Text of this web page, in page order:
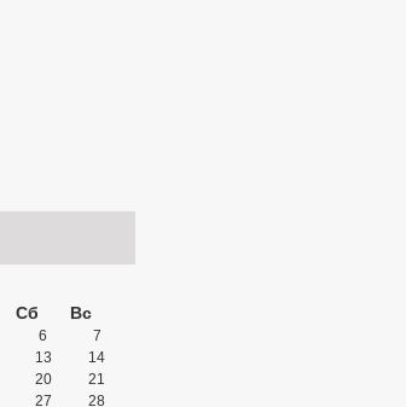
Сб Вс
6
7
13
14
20
21
27 28